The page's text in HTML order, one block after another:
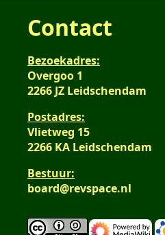
Contact
Bezoekadres:
Overgoo 1
2266 JZ Leidschendam
Postadres:
Vlietweg 15
2266 KA Leidschendam
Bestuur:
board@revspace.nl